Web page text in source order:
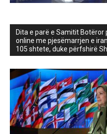
Dita e parë e Samitit Botëror
online me pjesëmarrjen e
105 shtete, duke përfshirë